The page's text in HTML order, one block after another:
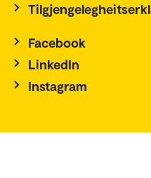
Facebook
LinkedIn
Instagram